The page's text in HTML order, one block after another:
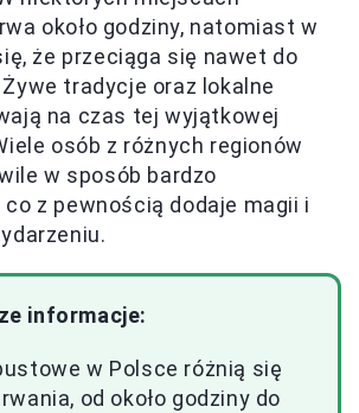
około godziny, natomiast w
że przeciąga się nawet do
Żywe tradycje oraz lokalne
na czas tej wyjątkowej
osób z różnych regionów
w sposób bardzo
co z pewnością dodaje magii i
informacje:
w Polsce różnią się
od około godziny do